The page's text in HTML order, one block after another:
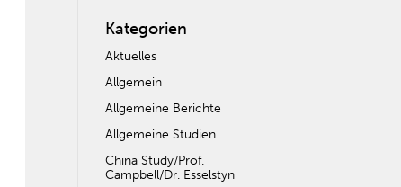
Kategorien
Aktuelles
Allgemein
Allgemeine Berichte
Allgemeine Studien
China Study/Prof.
Campbell/Dr. Esselstyn